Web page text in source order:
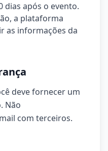
dias após o evento.
a plataforma
as informações da
deve fornecer um
Não
com terceiros.